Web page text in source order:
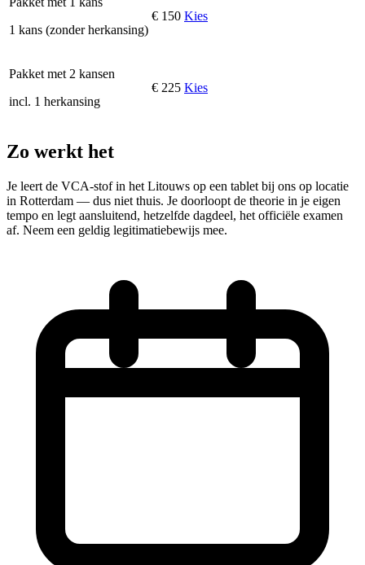
1 kans (zonder herkansing)
€ 150 Kies
Pakket met 2 kansen
incl. 1 herkansing
€ 225 Kies
Zo werkt het
Je leert de VCA-stof in het Litouws op een tablet bij ons op locatie
in Rotterdam — dus niet thuis. Je doorloopt de theorie in je eigen
tempo en legt aansluitend, hetzelfde dagdeel, het officiële examen
af. Neem een geldig legitimatiebewijs mee.